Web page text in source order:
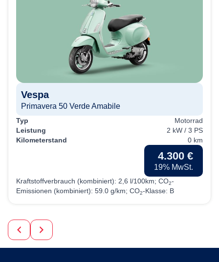
Vespa
Primavera 50 Verde Amabile
Typ
Motorrad
Leistung
2 kW / 3 PS
Kilometerstand
0 km
4.300 €
19% MwSt.
Kraftstoffverbrauch (kombiniert): 2,6 l/100km; CO2-
Emissionen (kombiniert): 59.0 g/km; CO2-Klasse: B